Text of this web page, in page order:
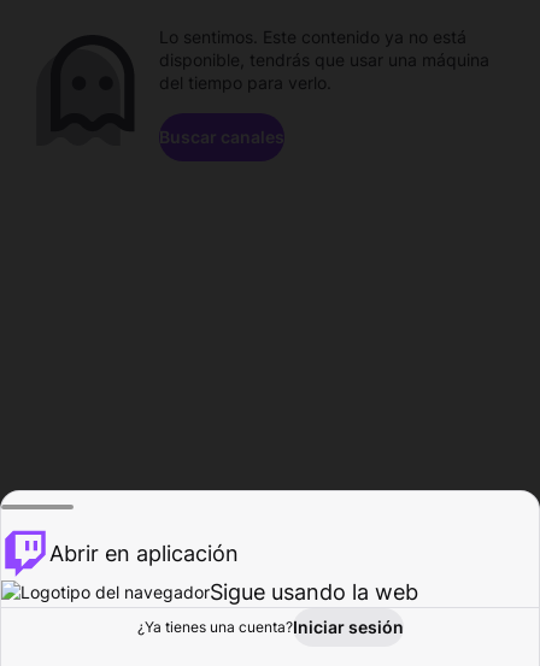
Explorar Actividad
Lo sentimos. Este contenido ya no está
disponible, tendrás que usar una máquina
del tiempo para verlo.
Buscar canales
Abrir en aplicación
Sigue usando la web
¿Ya tienes una cuenta?Iniciar sesión